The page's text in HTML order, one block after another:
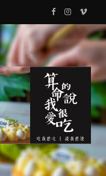
F
a
c
e
b
o
I
s
g
r
V
i